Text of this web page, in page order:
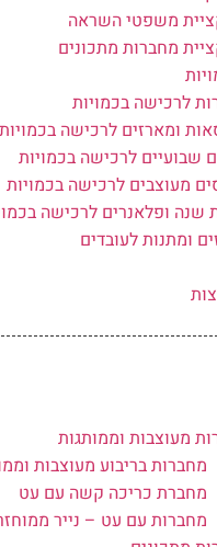
משפטי השראה
מחברות מתכונים
לרכישה בכמויות
ומארזים לרכישה בכמויות
שבועיים לרכישה בכמויות
מעוצבים לרכישה בכמויות
שנה ופלאנרים לרכישה
ומתנות לעובדים
מעוצבות וממותגות
מחברות בריבוע מעוצבות
מחברת כריכה קשה עם עט
מחברות עם עט – נייר ממוחזר